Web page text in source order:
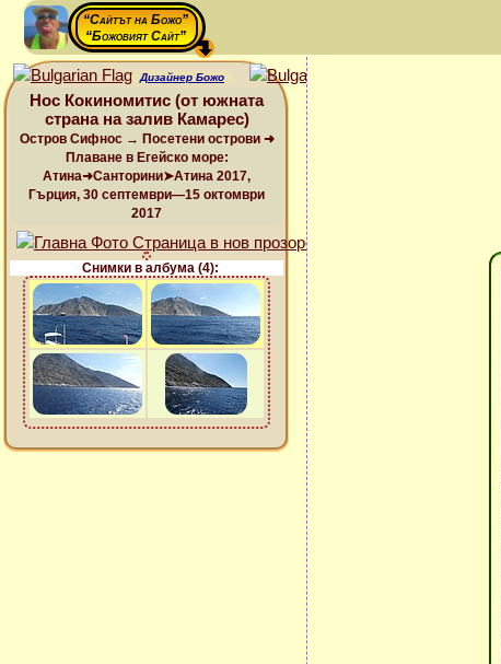
“Сайтът на Божо”
“Божовият Сайт”
Дизайнер Божо
Нос Кокиномитис (от южната
страна на залив Камарес)
Остров Сифнос → Посетени острови ➜
Плаване в Егейско море:
Атина➜Санторини➤Атина 2017,
Гърция, 30 септември—15 октомври
2017
Снимки в албума (4):